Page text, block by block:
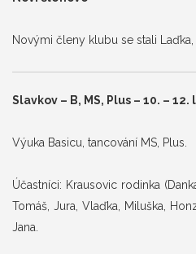
Novými členy klubu se stali Laďka,
Slavkov – B, MS, Plus – 10. –
Výuka Basicu, tancování MS, Plus.
Účastníci: Krausovic rodinka
Tomáš, Jura, Vlaďka, Miluška,
Jana.